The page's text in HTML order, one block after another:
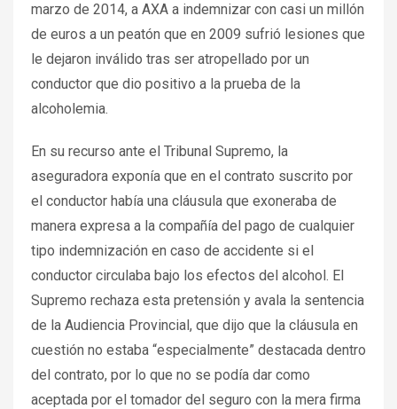
marzo de 2014, a AXA a indemnizar con casi un millón
de euros a un peatón que en 2009 sufrió lesiones que
le dejaron inválido tras ser atropellado por un
conductor que dio positivo a la prueba de la
alcoholemia.
En su recurso ante el Tribunal Supremo, la
aseguradora exponía que en el contrato suscrito por
el conductor había una cláusula que exoneraba de
manera expresa a la compañía del pago de cualquier
tipo indemnización en caso de accidente si el
conductor circulaba bajo los efectos del alcohol. El
Supremo rechaza esta pretensión y avala la sentencia
de la Audiencia Provincial, que dijo que la cláusula en
cuestión no estaba “especialmente” destacada dentro
del contrato, por lo que no se podía dar como
aceptada por el tomador del seguro con la mera firma